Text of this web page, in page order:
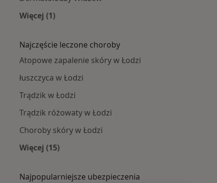
Więcej (1)
Najczęście leczone choroby
Atopowe zapalenie skóry w Łodzi
łuszczyca w Łodzi
Trądzik w Łodzi
Trądzik różowaty w Łodzi
Choroby skóry w Łodzi
Więcej (15)
Najpopularniejsze ubezpieczenia